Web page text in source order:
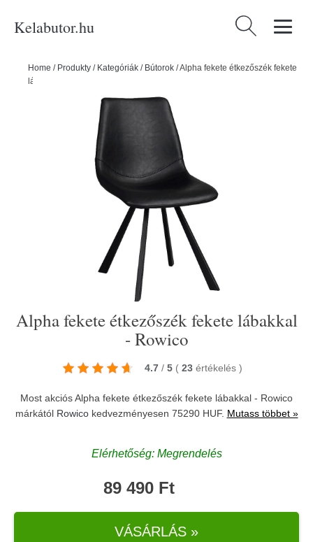
Kelabutor.hu Keresés:
Home / Produkty / Kategóriák / Bútorok /Alpha fekete étkezőszék fekete
lábakkal - Rowico
Alpha fekete étkezőszék fekete lábakkal
- Rowico
4.7 / 5 ( 23 értékelés )
Most akciós Alpha fekete étkezőszék fekete lábakkal - Rowico
márkától Rowicokedvezményesen 75290 HUF. Mutass többet »
Elérhetőség: Megrendelés
89 490 Ft
VÁSÁRLÁS »